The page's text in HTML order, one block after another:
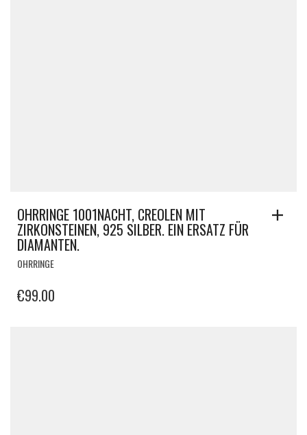
OHRRINGE 1001NACHT, CREOLEN MIT
ZIRKONSTEINEN, 925 SILBER. EIN ERSATZ FÜR
DIAMANTEN.
OHRRINGE
€99.00